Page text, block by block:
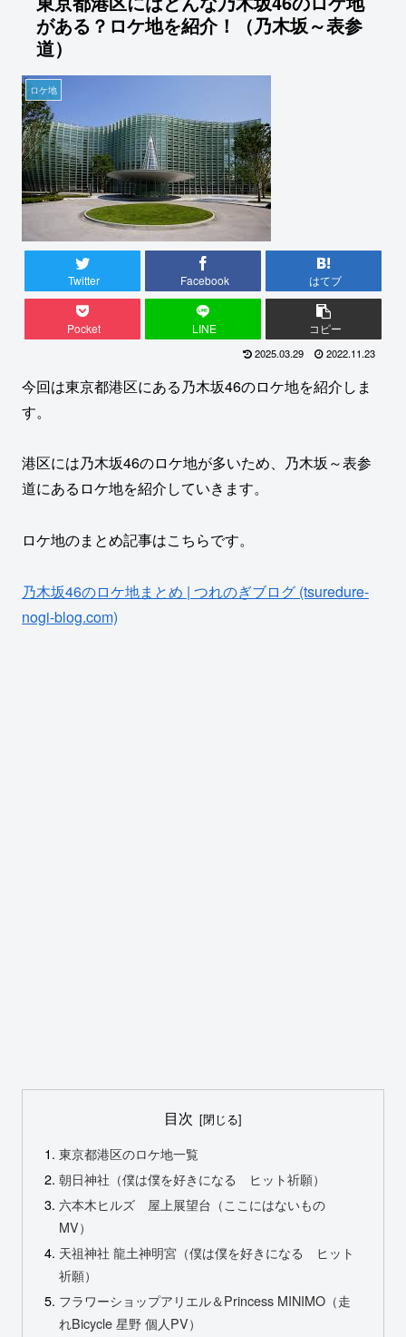
がある？ロケ地を紹介！（乃木坂～表参
道）
ロケ地
Twitter Facebook はてブ
Pocket LINE コピー
2025.03.29 2022.11.23
今回は東京都港区にある乃木坂46のロケ地を紹介しま
す。
港区には乃木坂46のロケ地が多いため、乃木坂～表参
道にあるロケ地を紹介していきます。
ロケ地のまとめ記事はこちらです。
乃木坂46のロケ地まとめ | つれのぎブログ (tsuredure-
nogi-blog.com)
目次
東京都港区のロケ地一覧
朝日神社（僕は僕を好きになる ヒット祈願）
六本木ヒルズ 屋上展望台（ここにはないもの
MV）
天祖神社 龍土神明宮（僕は僕を好きになる ヒット
祈願）
フラワーショップアリエル＆Princess MINIMO（走
れBicycle 星野 個人PV）